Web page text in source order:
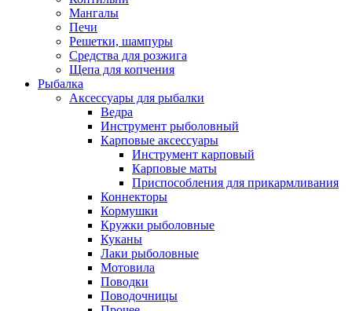
Мангалы
Печи
Решетки, шампуры
Средства для розжига
Щепа для копчения
Рыбалка
Аксессуары для рыбалки
Ведра
Инструмент рыболовный
Карповые аксессуары
Инструмент карповый
Карповые маты
Приспособления для прикармливания
Коннекторы
Кормушки
Кружки рыболовные
Куканы
Лаки рыболовные
Мотовила
Поводки
Поводочницы